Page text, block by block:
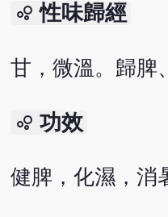
bubble_chart 性味歸經
甘，微溫。歸脾
bubble_chart 功效
健脾，化濕，消